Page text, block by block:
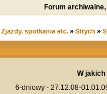
Forum
Zjazdy, spotkania etc.» Strych »
W
6-dniowy - 27.12.08-